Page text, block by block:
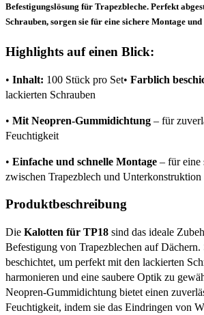
Befestigungslösung für Trapezbleche. Perfekt
Schrauben, sorgen sie für eine sichere Montage
Highlights auf einen Blick:
• Inhalt: 100 Stück pro Set• Farblich
lackierten Schrauben
• Mit Neopren-Gummidichtung – für
Feuchtigkeit
• Einfache und schnelle Montage – für eine
zwischen Trapezblech und Unterkonstruktion
Produktbeschreibung
Die Kalotten für TP18 sind das ideale
Befestigung von Trapezblechen auf
beschichtet, um perfekt mit den lackierten
harmonieren und eine saubere Optik zu
Neopren-Gummidichtung bietet einen
Feuchtigkeit, indem sie das Eindringen von